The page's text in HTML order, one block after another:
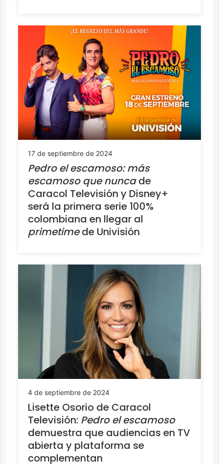
17 de septiembre de 2024
Pedro el escamoso: más
escamoso que nuncade
Caracol Televisión y Disney+
será la primera serie 100%
colombiana en llegar al
primetimede Univisión
4 de septiembre de 2024
Lisette Osorio de Caracol
Televisión: Pedro el escamoso
demuestra que audiencias en TV
abierta y plataforma se
complementan